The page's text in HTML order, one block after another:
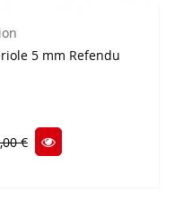
5 mm Refendu
€